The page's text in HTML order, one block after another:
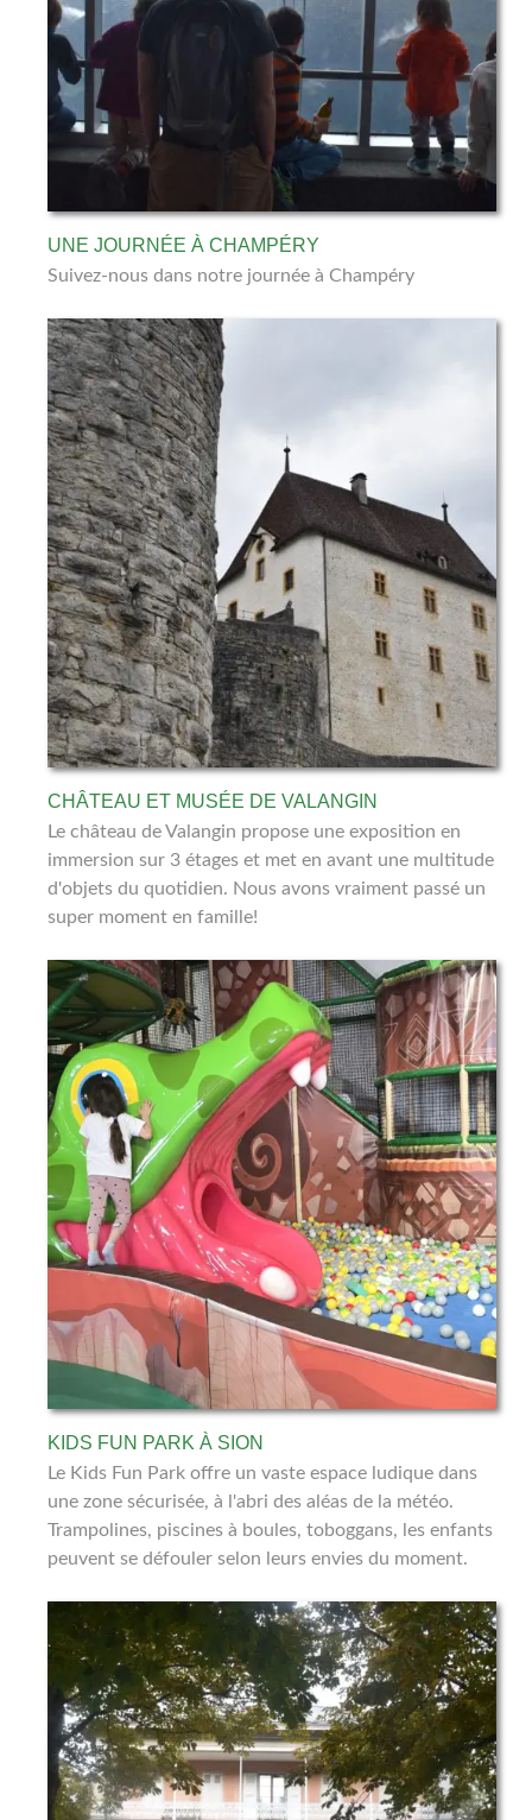
UNE JOURNÉE À CHAMPÉRY
Suivez-nous dans notre journée à Champéry
CHÂTEAU ET MUSÉE DE VALANGIN
Le château de Valangin propose une exposition en
immersion sur 3 étages et met en avant une multitude
d'objets du quotidien. Nous avons vraiment passé un
super moment en famille!
KIDS FUN PARK À SION
Le Kids Fun Park offre un vaste espace ludique dans
une zone sécurisée, à l'abri des aléas de la météo.
Trampolines, piscines à boules, toboggans, les enfants
peuvent se défouler selon leurs envies du moment.